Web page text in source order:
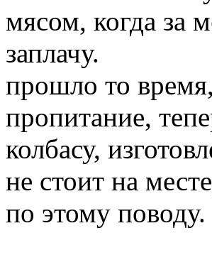
мясом, когда за
заплачу.
прошло то
пропитание,
колбасу,
не стоит на
по этому поводу.